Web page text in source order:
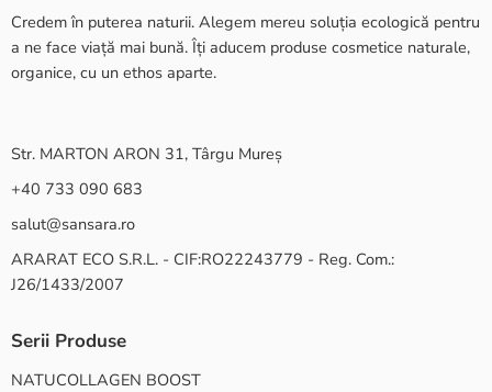
Credem în puterea naturii. Alegem mereu soluția ecologică pentru
a ne face viață mai bună. Îți aducem produse cosmetice naturale,
organice, cu un ethos aparte.
Str. MARTON ARON 31, Târgu Mureș
+40 733 090 683
salut@sansara.ro
ARARAT ECO S.R.L. - CIF:RO22243779 - Reg. Com.:
J26/1433/2007
Serii Produse
NATUCOLLAGEN BOOST